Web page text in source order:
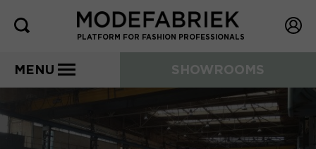
PLATFORM FOR FASHION PROFESSIONALS
MENU SHOWROOMS